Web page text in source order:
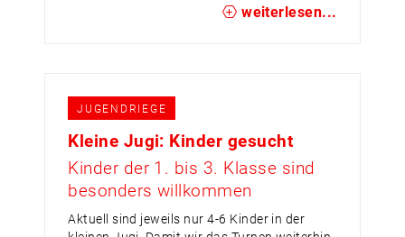
weiterlesen...
JUGENDRIEGE
Kleine Jugi: Kinder gesucht
Kinder der 1. bis 3. Klasse sind
besonders willkommen
Aktuell sind jeweils nur 4-6 Kinder in der